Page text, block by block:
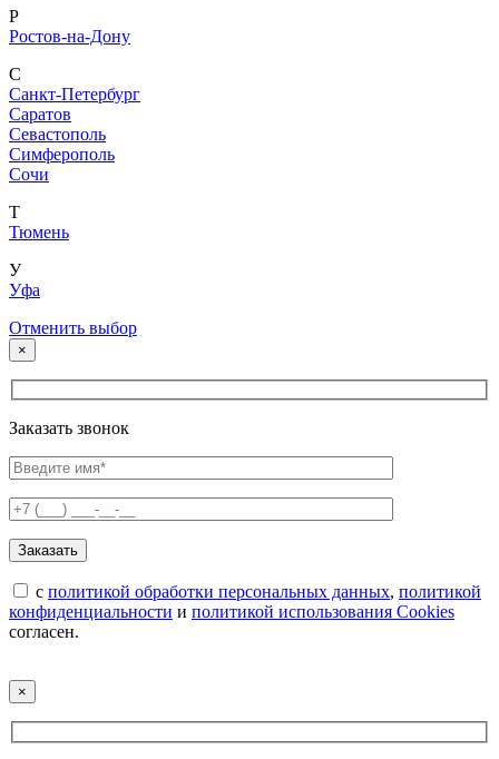
Р
Ростов-на-Дону
С
Санкт-Петербург
Саратов
Севастополь
Симферополь
Сочи
Т
Тюмень
У
Уфа
Отменить выбор
×
Заказать звонок
с политикой обработки персональных данных, политикой
конфиденциальности и политикой использования Cookies
согласен.
×